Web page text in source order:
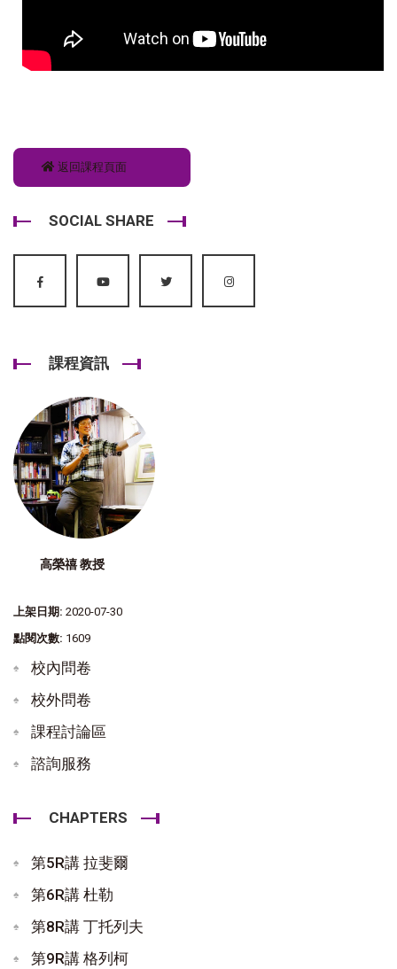
返回課程頁面
SOCIAL SHARE
課程資訊
高榮禧 教授
上架日期: 2020-07-30
點閱次數: 1609
校內問卷
校外問卷
課程討論區
諮詢服務
CHAPTERS
第5R講 拉斐爾
第6R講 杜勒
第8R講 丁托列夫
第9R講 格列柯